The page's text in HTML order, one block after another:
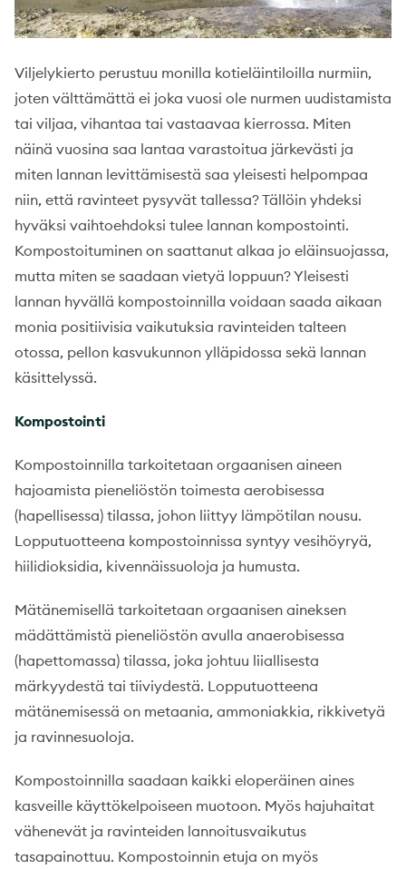
Viljelykierto perustuu monilla kotieläintiloilla nurmiin,
joten välttämättä ei joka vuosi ole nurmen uudistamista
tai viljaa, vihantaa tai vastaavaa kierrossa. Miten
näinä vuosina saa lantaa varastoitua järkevästi ja
miten lannan levittämisestä saa yleisesti helpompaa
niin, että ravinteet pysyvät tallessa? Tällöin yhdeksi
hyväksi vaihtoehdoksi tulee lannan kompostointi.
Kompostoituminen on saattanut alkaa jo eläinsuojassa,
mutta miten se saadaan vietyä loppuun? Yleisesti
lannan hyvällä kompostoinnilla voidaan saada aikaan
monia positiivisia vaikutuksia ravinteiden talteen
otossa, pellon kasvukunnon ylläpidossa sekä lannan
käsittelyssä.
Kompostointi
Kompostoinnilla tarkoitetaan orgaanisen aineen
hajoamista pieneliöstön toimesta aerobisessa
(hapellisessa) tilassa, johon liittyy lämpötilan nousu.
Lopputuotteena kompostoinnissa syntyy vesihöyryä,
hiilidioksidia, kivennäissuoloja ja humusta.
Mätänemisellä tarkoitetaan orgaanisen aineksen
mädättämistä pieneliöstön avulla anaerobisessa
(hapettomassa) tilassa, joka johtuu liiallisesta
märkyydestä tai tiiviydestä. Lopputuotteena
mätänemisessä on metaania, ammoniakkia, rikkivetyä
ja ravinnesuoloja.
Kompostoinnilla saadaan kaikki eloperäinen aines
kasveille käyttökelpoiseen muotoon. Myös hajuhaitat
vähenevät ja ravinteiden lannoitusvaikutus
tasapainottuu. Kompostoinnin etuja on myös